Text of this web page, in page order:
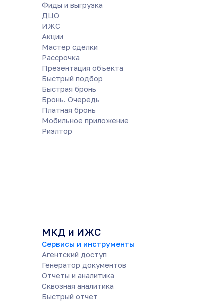
МКД и ИЖС
Сервисы и инструменты
Агентский доступ
Генератор документов
Отчеты и аналитика
Сквозная аналитика
Быстрый отчет
Фиды и выгрузка
ДЦО
ИЖС
Акции
Мастер сделки
Рассрочка
Презентация объекта
Быстрый подбор
Быстрая бронь
Бронь. Очередь
Платная бронь
Мобильное приложение
Риэлтор